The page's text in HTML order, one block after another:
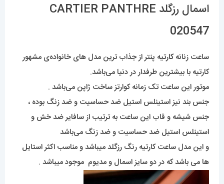
اسمال رزگلد CARTIER PANTHRE
020547
ساعت زنانهکارتیه پنتر از جذاب ترین مدل های خانواده‌ی مشهور
کارتیه با بیشترین طرفدار در دنیا می‌باشد.
موتور این ساعت تک زمانه کوارتز ساخت ژاپن می‌باشد .
جنس بند نیز استینلس استیل ضد حساسیت و ضد زنگ بوده ،
جنس شیشه و قاب این ساعت به ترتیب از سافایر ضد خش و
استینلس استیل ضد حساسیت و ضد زنگ می‌باشد
و این مدل ساعت کارتیه رنگ رزگلد میباشد و مناسب اکثر استایل
ها می باشد که در دو سایز اسمال و مدیوم موجود میباشد .